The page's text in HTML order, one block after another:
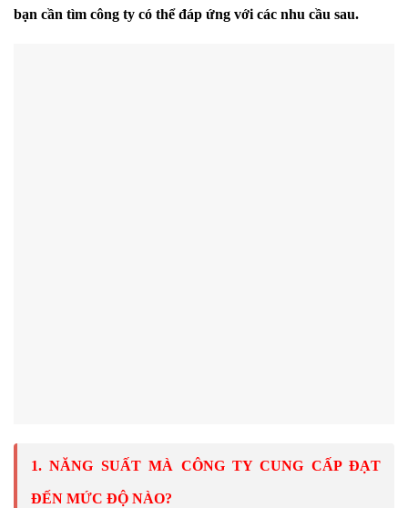
bạn cần tìm công ty có thể đáp ứng với các nhu cầu sau.
1. NĂNG SUẤT MÀ CÔNG TY CUNG CẤP ĐẠT
ĐẾN MỨC ĐỘ NÀO?